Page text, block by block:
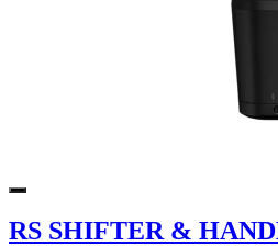
RS SHIFTER &